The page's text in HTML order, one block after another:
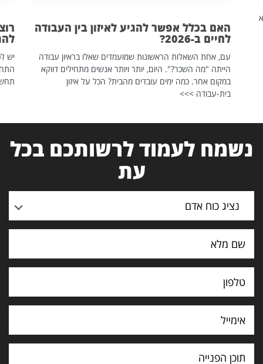
האם בכלל אפשר להגיע לאיזון בין העבודה
לחיים ב-2026?
עם, אחת השאלות הראשונות שמועמדים שאלו בראיון עבודה
הייתה "מה השכר?". היום, יותר ויותר אנשים מתחילים דווקא
במקום אחר. כמה ימים עובדים מהבית? הכל על איזון
בית-עבודה >>>
יש
נשמח לעמוד לרשותכם בכל
עת
נציג כוח אדם
תוכן
הפנייה